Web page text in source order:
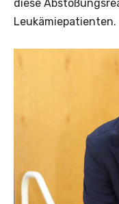
diese
Leukämiepatienten.